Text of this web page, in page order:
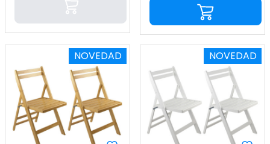
NOVEDAD NOVEDAD